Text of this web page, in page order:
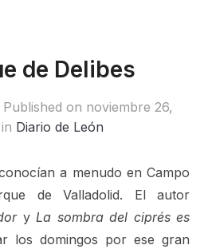
de Delibes
Published on noviembre 26,
in Diario de León
a menudo en Campo
de Valladolid. El autor
yLa sombra del ciprés es
los domingos por ese gran